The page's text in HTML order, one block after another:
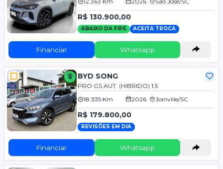
R$ 130.900,00
ABAIXO DA FIPE ACEITA TROCA
Financiar Whatsapp
BYD SONG
PRO GS AUT. (HIBRIDO) 1.5
18.335 Km
2026 Joinville/SC
R$ 179.800,00
REVISÕES EM DIA
Financiar Whatsapp